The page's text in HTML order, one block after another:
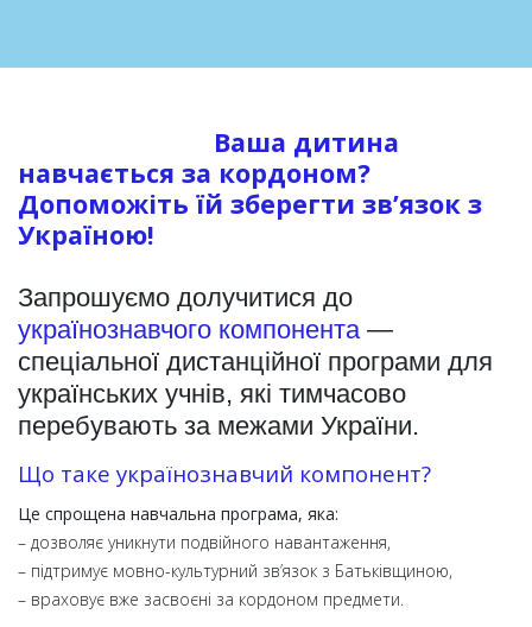
Ваша дитина
навчається за кордоном?
Допоможіть їй зберегти зв’язок з
Україною!
Запрошуємо долучитися до
українознавчого компонента —
спеціальної дистанційної програми для
українських учнів, які тимчасово
перебувають за межами України.
Що таке українознавчий компонент?
Це спрощена навчальна програма, яка:
– дозволяє уникнути подвійного навантаження,
– підтримує мовно-культурний зв’язок з Батьківщиною,
– враховує вже засвоєні за кордоном предмети.